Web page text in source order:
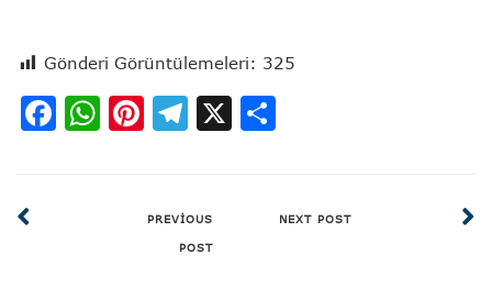
Gönderi Görüntülemeleri: 325
Facebook
WhatsApp
Pinterest
Telegram
X
PREVIOUS
POST
NEXT POST